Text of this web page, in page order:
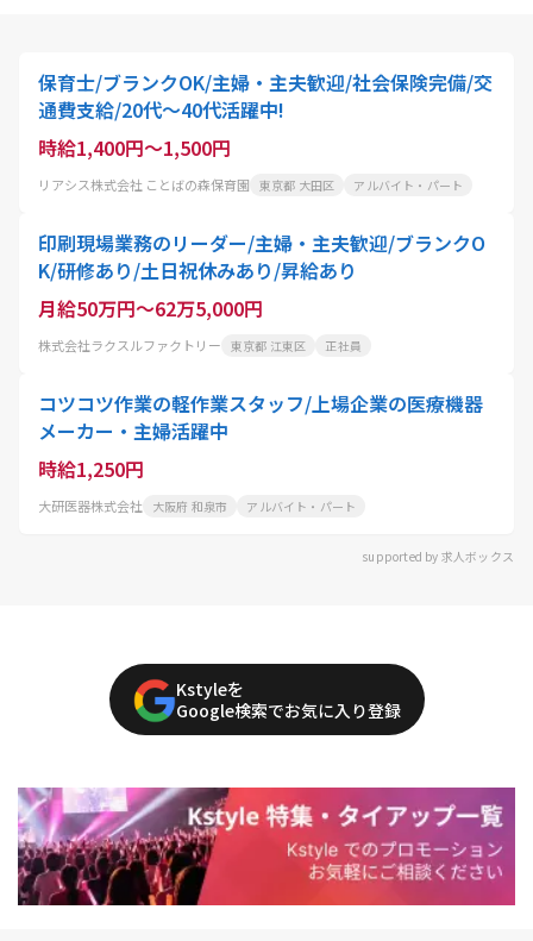
保育士/ブランクOK/主婦・主夫歓迎/社会保険完備/交
通費支給/20代～40代活躍中!
時給1,400円～1,500円
リアシス株式会社 ことばの森保育園 東京都 大田区 アルバイト・パート
印刷現場業務のリーダー/主婦・主夫歓迎/ブランクO
K/研修あり/土日祝休みあり/昇給あり
月給50万円～62万5,000円
株式会社ラクスルファクトリー 東京都 江東区 正社員
コツコツ作業の軽作業スタッフ/上場企業の医療機器
メーカー・主婦活躍中
時給1,250円
大研医器株式会社 大阪府 和泉市 アルバイト・パート
supported by 求人ボックス
Kstyleを
Google検索でお気に入り登録